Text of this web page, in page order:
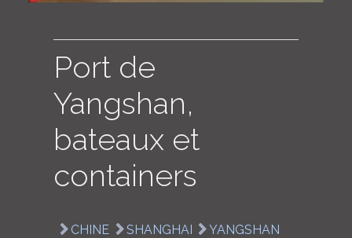
Port de
Yangshan,
bateaux et
containers
CHINE SHANGHAI YANGSHAN